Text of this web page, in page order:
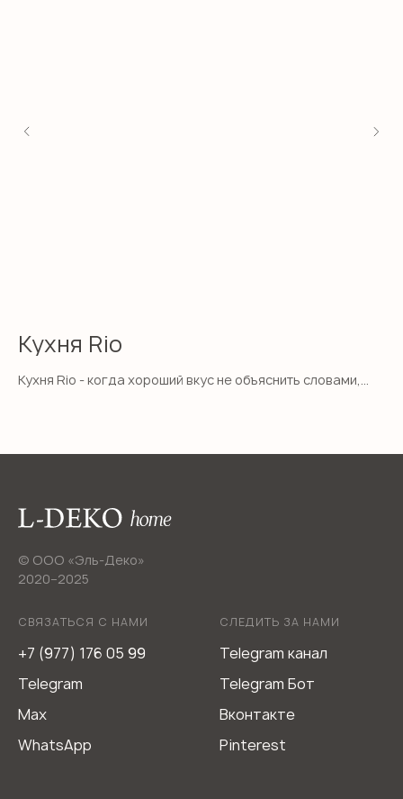
Кухня Rio
Кухня Rio - когда хороший вкус не объяснить словами,
© ООО «Эль-Деко»
2020−2025
СВЯЗАТЬСЯ С НАМИ
+7 (977) 176 05 99
Telegram
Max
WhatsApp
СЛЕДИТЬ ЗА НАМИ
Telegram канал
Telegram Бот
Вконтакте
Pinterest